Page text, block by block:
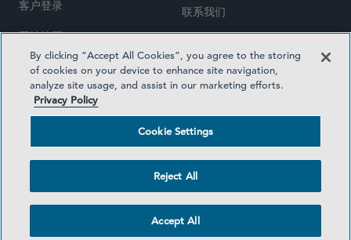
客户登录
网站地图
律师广告
隐私政策
社交媒体目录
联系我们
医疗计划透明度
Cookie Settings
©2026 SIDLEY AUSTIN LLP
By clicking “Accept All Cookies”, you agree to the storing
of cookies on your device to enhance site navigation,
analyze site usage, and assist in our marketing efforts.
Privacy Policy
Cookie Settings
Reject All
Accept All